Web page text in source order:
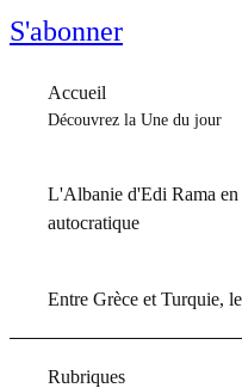
S'abonner
Accueil
Découvrez la Une du jour
L'Albanie d'Edi Rama
autocratique
Entre Grèce et Turquie,
Rubriques